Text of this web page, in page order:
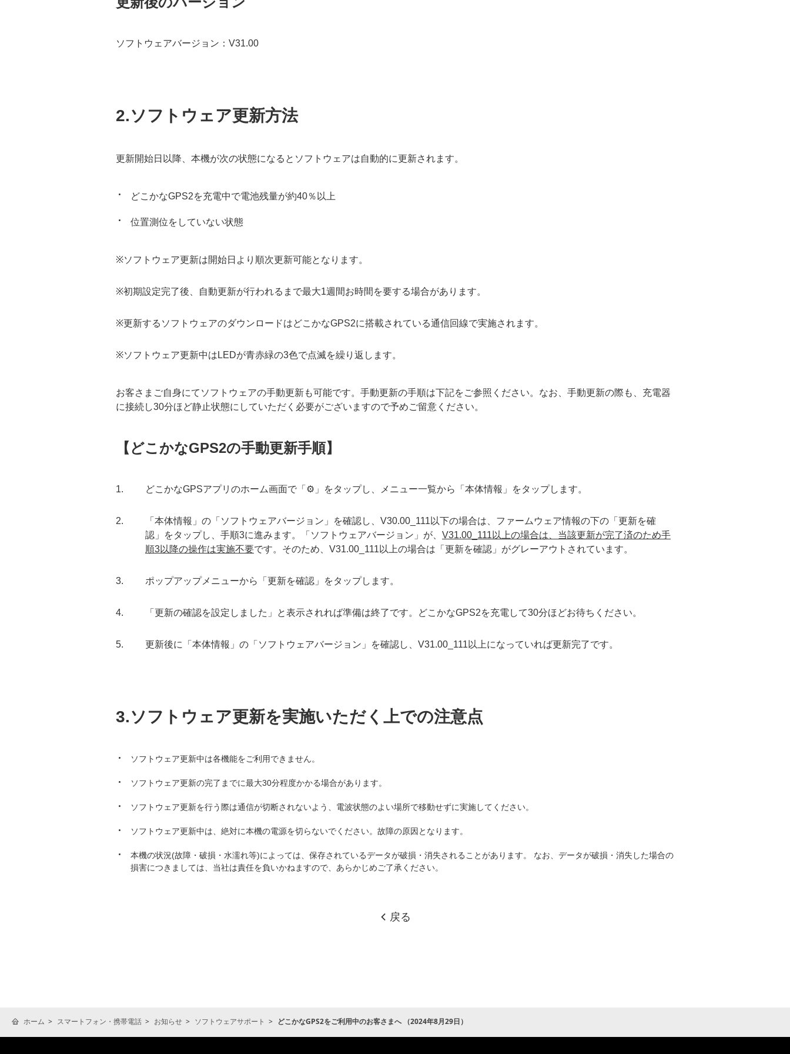
ソフトウェアバージョン：V31.00
2.ソフトウェア更新方法
更新開始日以降、本機が次の状態になるとソフトウェアは自動的に更新されます。
どこかなGPS2を充電中で電池残量が約40％以上
位置測位をしていない状態
※ソフトウェア更新は開始日より順次更新可能となります。
※初期設定完了後、自動更新が行われるまで最大1週間お時間を要する場合があります。
※更新するソフトウェアのダウンロードはどこかなGPS2に搭載されている通信回線で実施されます。
※ソフトウェア更新中はLEDが青赤緑の3色で点滅を繰り返します。
お客さまご自身にてソフトウェアの手動更新も可能です。手動更新の手順は下記をご参照ください。なお、手動更新の際も、充電器
に接続し30分ほど静止状態にしていただく必要がございますので予めご留意ください。
【どこかなGPS2の手動更新手順】
どこかなGPSアプリのホーム画面で「⚙️」をタップし、メニュー一覧から「本体情報」をタップします。
「本体情報」の「ソフトウェアバージョン」を確認し、 V30.00_111以下の場合は、ファームウェア情報の下の「更新を確
認」をタップし、手順3に進みます。
「ソフトウェアバージョン」が、 V31.00_111以上の場合は、当該更新が完了済のため手
順3以降の操作は実施不要です。そのため、V31.00_111以上の場合は「更新を確認」がグレーアウトされています。
ポップアップメニューから「更新を確認」をタップします。
「更新の確認を設定しました」と表示されれば準備は終了です。どこかなGPS2を充電して30分ほどお待ちください。
更新後に「本体情報」の「ソフトウェアバージョン」を確認し、V31.00_111以上になっていれば更新完了です。
3.ソフトウェア更新を実施いただく上での注意点
ソフトウェア更新中は各機能をご利用できません。
ソフトウェア更新の完了までに最大30分程度かかる場合があります。
ソフトウェア更新を行う際は通信が切断されないよう、電波状態のよい場所で移動せずに実施してください。
ソフトウェア更新中は、絶対に本機の電源を切らないでください。故障の原因となります。
本機の状況(故障・破損・水濡れ等)によっては、保存されているデータが破損・消失されることがあります。 なお、データが破損・消失した場合の
損害につきましては、当社は責任を負いかねますので、あらかじめご了承ください。
戻る
ホーム スマートフォン・携帯電話 お知らせ ソフトウェアサポート どこかなGPS2をご利用中のお客さまへ （2024年8月29日）